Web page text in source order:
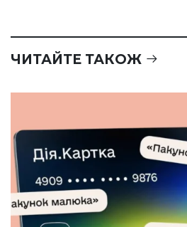
ЧИТАЙТЕ ТАКОЖ